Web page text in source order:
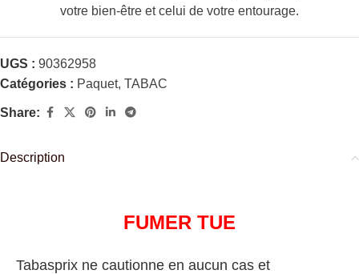
votre bien-être et celui de votre entourage.
UGS : 90362958
Catégories : Paquet, TABAC
Share:
Description
FUMER TUE
Tabasprix ne cautionne en aucun cas et